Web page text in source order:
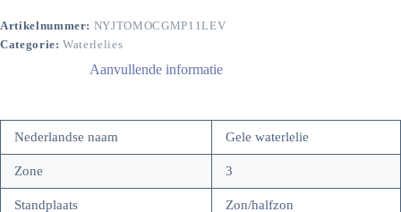
Artikelnummer: NYJTOMOCGMP11LEV
Categorie:Waterlelies
Aanvullende informatie
Nederlandse naam Gele waterlelie
Zone 3
Standplaats Zon/halfzon